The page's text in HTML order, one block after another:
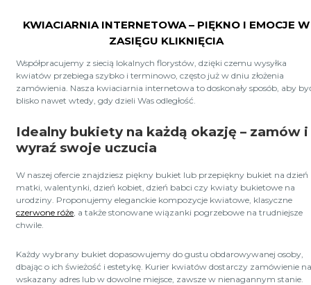
KWIACIARNIA INTERNETOWA – PIĘKNO I EMOCJE W
ZASIĘGU KLIKNIĘCIA
Współpracujemy z siecią lokalnych florystów, dzięki czemu wysyłka
kwiatów przebiega szybko i terminowo, często już w dniu złożenia
zamówienia. Nasza kwiaciarnia internetowa to doskonały sposób, aby
blisko nawet wtedy, gdy dzieli Was odległość.
Idealny bukiety na każdą okazję – zamów i
wyraź swoje uczucia
W naszej ofercie znajdziesz piękny bukiet lub przepiękny bukiet na dzień
matki, walentynki, dzień kobiet, dzień babci czy kwiaty bukietowe na
urodziny. Proponujemy eleganckie kompozycje kwiatowe, klasyczne
czerwone róże , a także stonowane wiązanki pogrzebowe na trudniejsze
chwile.
Każdy wybrany bukiet dopasowujemy do gustu obdarowywanej osoby,
dbając o ich świeżość i estetykę. Kurier kwiatów dostarczy zamówienie na
wskazany adres lub w dowolne miejsce, zawsze w nienagannym stanie.